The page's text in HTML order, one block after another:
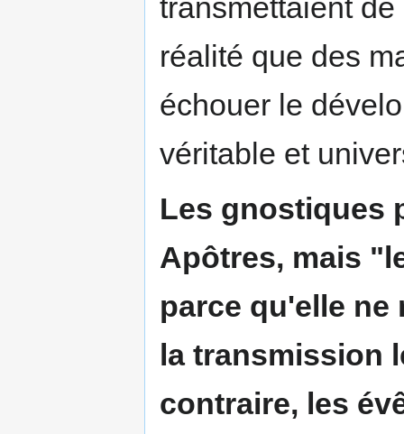
transmettaient
réalité que des
échouer le
véritable et
Les gnostiques
Apôtres, mais
parce qu'elle
la transmission
contraire, les